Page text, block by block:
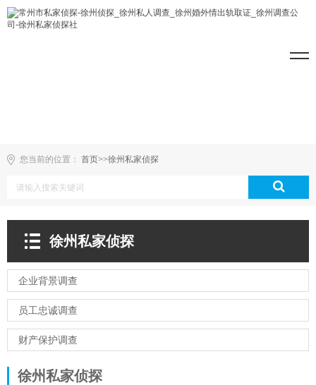
您当前的位置： 首页>>徐州私家侦探
徐州私家侦探
企业背景调查
员工忠诚调查
财产保护调查
徐州私家侦探